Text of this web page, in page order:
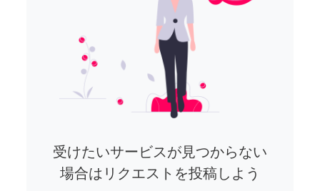
受けたいサービスが見つからない
場合はリクエストを投稿しよう